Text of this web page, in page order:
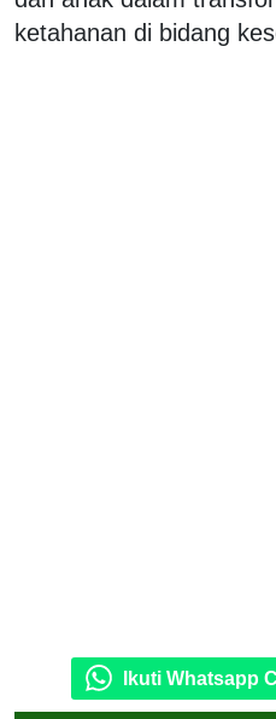
ketahanan di bidang
Ikuti Whatsapp